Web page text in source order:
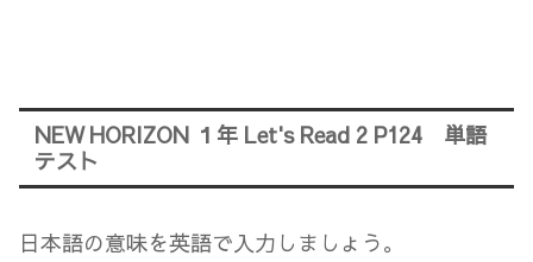
NEW HORIZON １年 Let's Read 2 P124 単語
テスト
日本語の意味を英語で入力しましょう。